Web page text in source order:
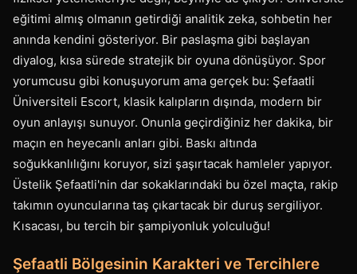
eğitimi almış olmanın getirdiği analitik zeka, sohbetin her
anında kendini gösteriyor. Bir paslaşma gibi başlayan
diyalog, kısa sürede stratejik bir oyuna dönüşüyor. Spor
yorumcusu gibi konuşuyorum ama gerçek bu: Şefaatli
Üniversiteli Escort, klasik kalıpların dışında, modern bir
oyun anlayışı sunuyor. Onunla geçirdiğiniz her dakika, bir
maçın en heyecanlı anları gibi. Baskı altında
soğukkanlılığını koruyor, sizi şaşırtacak hamleler yapıyor.
Üstelik Şefaatli'nin dar sokaklarındaki bu özel maçta, rakip
takımın oyuncularına taş çıkartacak bir duruş sergiliyor.
Kısacası, bu tercih bir şampiyonluk yolculuğu!
Şefaatli Bölgesinin Karakteri ve Tercihlere